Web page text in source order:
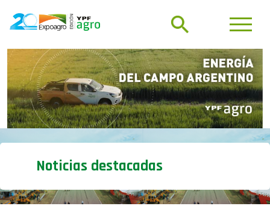
Noticias destacadas